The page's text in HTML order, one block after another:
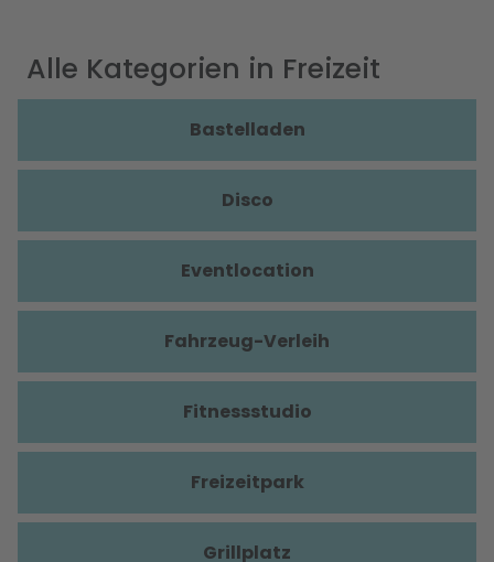
Alle Kategorien in Freizeit
Bastelladen
Disco
Eventlocation
Fahrzeug-Verleih
Fitnessstudio
Freizeitpark
Grillplatz